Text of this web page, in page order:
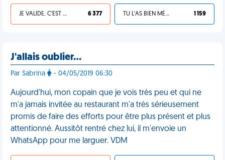
JE VALIDE, C'EST UNE VDM 6 377 TU L'AS BIEN MÉRITÉ 1 159
J'allais oublier…
Par Sabrina - 04/05/2019 06:30
Aujourd'hui, mon copain que je vois très peu et qui ne
m'a jamais invitée au restaurant m'a très sérieusement
promis de faire des efforts pour être plus présent et plus
attentionné. Aussitôt rentré chez lui, il m'envoie un
WhatsApp pour me larguer. VDM